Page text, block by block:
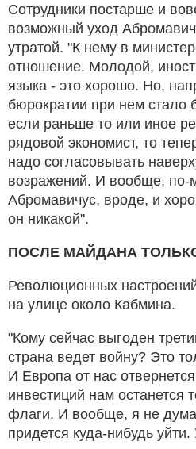
Сотрудники постарше и
возможный уход
утратой. "К нему в
отношение. Молодой,
языка - это хорошо. Но,
бюрократии при нем стало
если раньше то или иное
рядовой экономист, то
надо согласовывать
возражений. И вообще, по-
Абромавичус, вроде, и
он никакой".
ПОСЛЕ МАЙДАНА
Революционных
на улице около Кабмина.
"Кому сейчас выгоден
страна ведет войну? Это
И Европа от нас
инвестиций нам останется
флаги. И вообще, я не
придется куда-нибудь